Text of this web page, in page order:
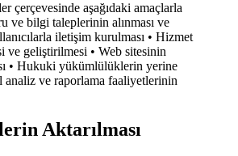
çerçevesinde aşağıdaki amaçlarla
ve bilgi taleplerinin alınması ve
iletişim kurulması • Hizmet
ve geliştirilmesi • Web sitesinin
• Hukuki yükümlülüklerin yerine
analiz ve raporlama faaliyetlerinin
Aktarılması